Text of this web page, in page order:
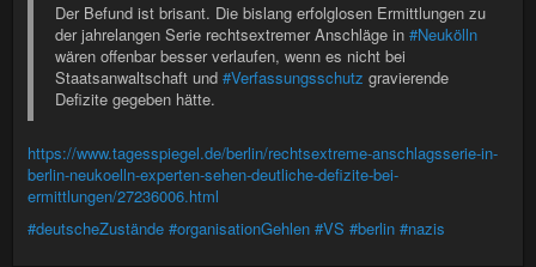
Der Befund ist brisant. Die bislang erfolglosen Ermittlungen zu
der jahrelangen Serie rechtsextremer Anschläge in #Neukölln
wären offenbar besser verlaufen, wenn es nicht bei
Staatsanwaltschaft und #Verfassungsschutz gravierende
Defizite gegeben hätte.
https://www.tagesspiegel.de/berlin/rechtsextreme-anschlagsserie-in-
berlin-neukoelln-experten-sehen-deutliche-defizite-bei-
ermittlungen/27236006.html
#deutscheZustände #organisationGehlen #VS #berlin #nazis